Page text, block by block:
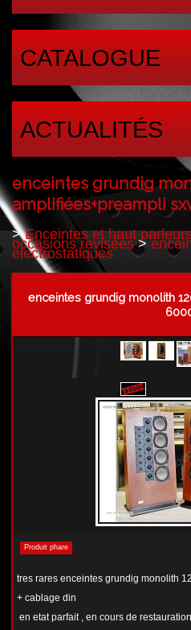
CATALOGUE
ACTUALITÉS
enceintes grundig
amplifiées+preampli
>Enceintes et haut
occasions revisées>
electrostatiques
enceintes grundig monolith
Produit phare
tres rares enceintes grundig monolith
+ cablage din
en etat parfait , en cours de